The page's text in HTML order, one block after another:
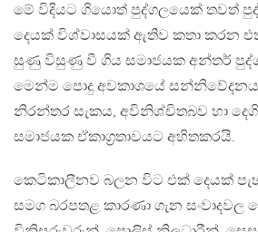
මේ විදියට ගියොත් පුද්ගලයෙක් තවත්
දෙයක් විශ්වාසයක් ඇතිව කතා කරන
සුණු විසුණු වී ගිය සමාජයක අන්තර්
මෙන්ම පොදු අවකාශයේ සන්නිවේදනය
නිරන්තර සැකය, අවිනිශ්චිතබව හා
සමාජයක ඒකාග්‍රතාවයට අහිතකරයි.
කෙටිකාලීනව බලන විට එක් දෙයක්
සමග බරපතළ කාරණා ගැන